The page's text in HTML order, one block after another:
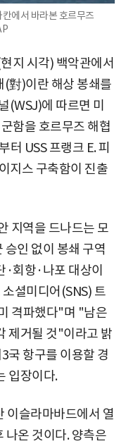
에서 바라본 호르무즈
지 시각) 백악관에서
對)이란 해상 봉쇄를
(WSJ)에 따르면 미
함을 호르무즈 해협
터 USS 프랭크 E. 피
지스 구축함이 진출
지역을 드나드는 모
인 없이 봉쇄 구역
·회항·나포 대상이
셜미디어(SNS) 트
격파했다"며 "남은
제거될 것"이라고 밝
국 항구를 이용할 경
입장이다.
이슬라마바드에서 열
나온 것이다. 양측은